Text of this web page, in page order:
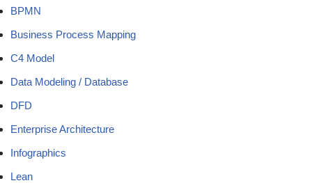
BPMN
Business Process Mapping
C4 Model
Data Modeling / Database
DFD
Enterprise Architecture
Infographics
Lean